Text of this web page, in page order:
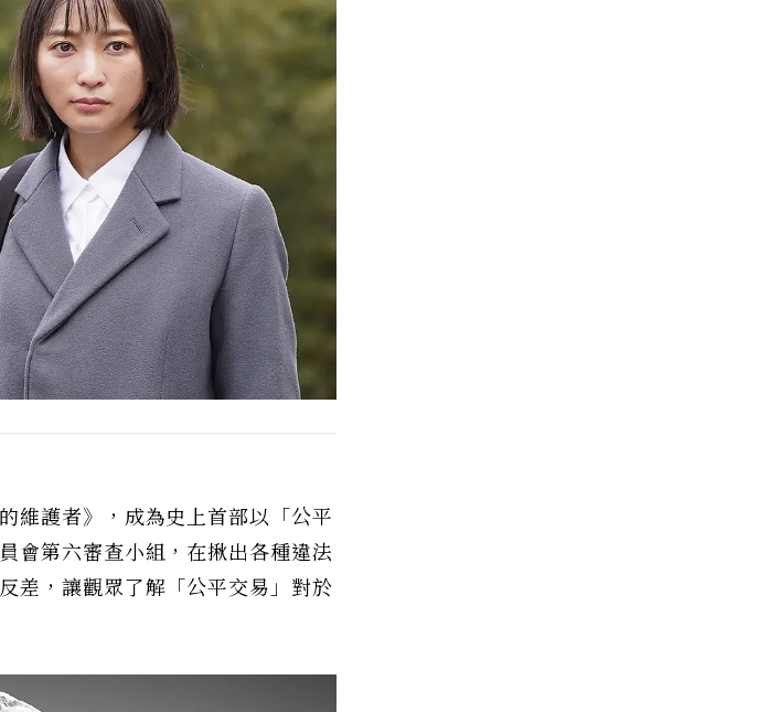
維護者》，成為史上首部以「公平
會第六審查小組，在揪出各種違法
差，讓觀眾了解「公平交易」對於